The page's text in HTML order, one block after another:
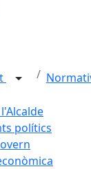
polítics